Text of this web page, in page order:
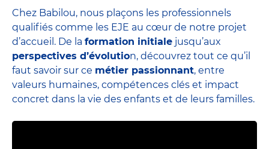
Chez Babilou, nous plaçons les professionnels
qualifiés comme les EJE au cœur de notre projet
d’accueil. De la formation initiale jusqu’aux
perspectives d’évolution, découvrez tout ce qu’il
faut savoir sur ce métier passionnant, entre
valeurs humaines, compétences clés et impact
concret dans la vie des enfants et de leurs familles.